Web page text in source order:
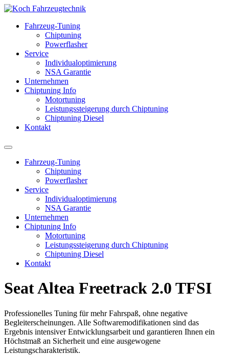
Fahrzeug-Tuning
Chiptuning
Powerflasher
Service
Individualoptimierung
NSA Garantie
Unternehmen
Chiptuning Info
Motortuning
Leistungssteigerung durch Chiptuning
Chiptuning Diesel
Kontakt
Fahrzeug-Tuning
Chiptuning
Powerflasher
Service
Individualoptimierung
NSA Garantie
Unternehmen
Chiptuning Info
Motortuning
Leistungssteigerung durch Chiptuning
Chiptuning Diesel
Kontakt
Seat Altea Freetrack 2.0 TFSI
Professionelles Tuning für mehr Fahrspaß, ohne negative
Begleiterscheinungen. Alle Softwaremodifikationen sind das
Ergebnis intensiver Entwicklungsarbeit und garantieren Ihnen ein
Höchstmaß an Sicherheit und eine ausgewogene
Leistungscharakteristik.